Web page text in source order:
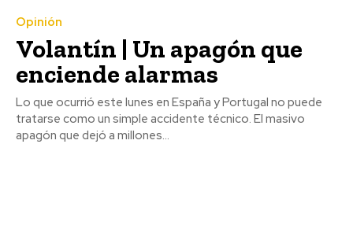
Opinión
Volantín | Un apagón que
enciende alarmas
Lo que ocurrió este lunes en España y Portugal no puede
tratarse como un simple accidente técnico. El masivo
apagón que dejó a millones...